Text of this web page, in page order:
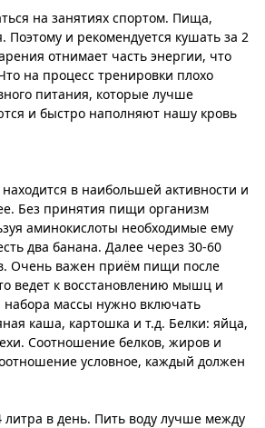
на занятиях спортом. Пища,
и рекомендуется кушать за 2
отнимает часть энергии, что
на процесс тренировки плохо
питания, которые лучше
и быстро наполняют нашу кровь
в наибольшей активности и
Без принятия пищи организм
аминокислоты необходимые ему
два банана. Далее через 30-60
Очень важен приём пищи после
ведет к восстановлению мышц и
набора массы нужно включать
каша, картошка и т.д. Белки: яйца,
Соотношение белков, жиров и
условное, каждый должен
в день. Пить воду лучше между